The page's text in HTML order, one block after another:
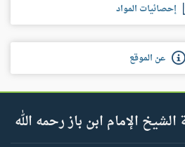
إحصائيات المواد
عن الموقع
الإمام ابن باز رحمه الله